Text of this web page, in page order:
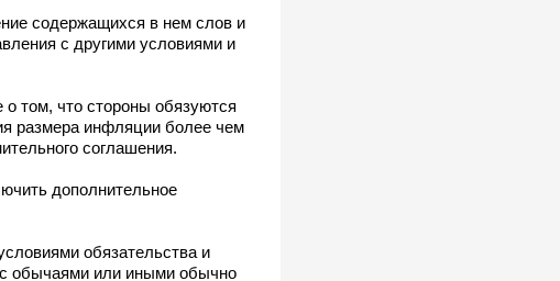
содержащихся в нем слов и
с другими условиями и
о том, что стороны обязуются
размера инфляции более чем
соглашения.
дополнительное
обязательства и
с обычаями или иными обычно